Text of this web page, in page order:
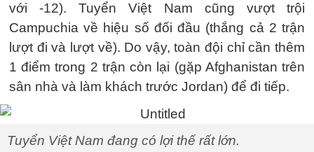
với -12). Tuyển Việt Nam cũng vượt trội
Campuchia về hiệu số đối đầu (thắng cả 2 trận
lượt đi và lượt về). Do vậy, toàn đội chỉ cần thêm
1 điểm trong 2 trận còn lại (gặp Afghanistan trên
sân nhà và làm khách trước Jordan) để đi tiếp.
Tuyển Việt Nam đang có lợi thế rất lớn.